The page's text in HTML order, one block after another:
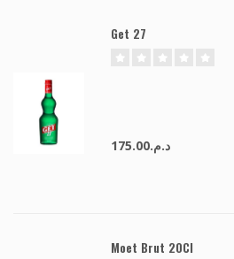
Get 27
د.م.175.00
Moet Brut 20Cl